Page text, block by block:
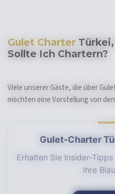
Gulet Charter
Sollte Ich Chartern?
Viele unserer Gäste, die über
möchten eine Vorstellung von
Gulet-Charter
Erhalten Sie Insider-
Ihre